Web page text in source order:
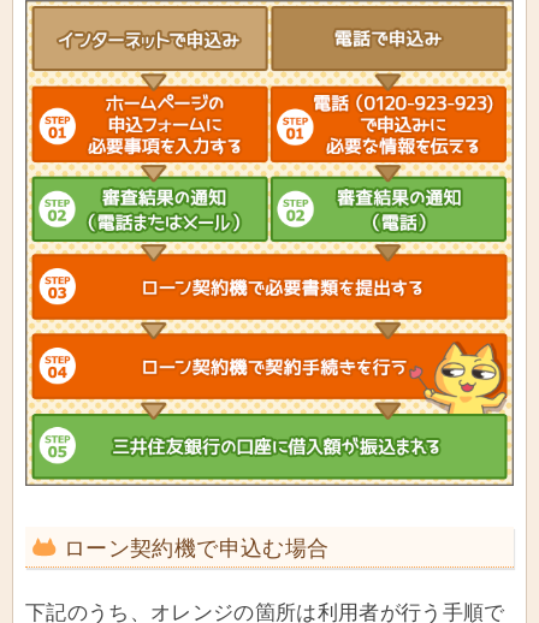
ローン契約機で申込む場合
下記のうち、オレンジの箇所は利用者が行う手順で